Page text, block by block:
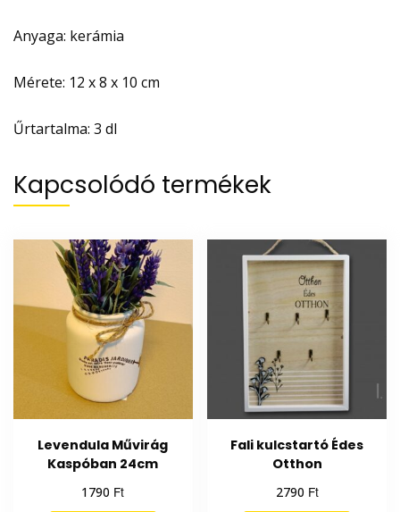
Anyaga: kerámia
Mérete: 12 x 8 x 10 cm
Űrtartalma: 3 dl
Kapcsolódó termékek
Levendula Művirág
Kaspóban 24cm
1790 Ft
Fali kulcstartó Édes
Otthon
2790 Ft